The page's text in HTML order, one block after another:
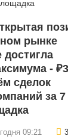
рынке
-
сделок
за
09:21